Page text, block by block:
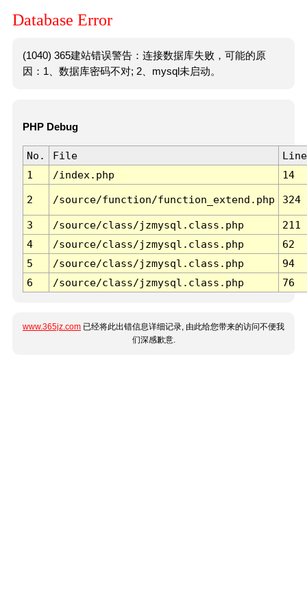
Database Error
(1040) 365建站错误警告：连接数据库失败，可能的原
因：1、数据库密码不对; 2、mysql未启动。
PHP Debug
No. File
Line
1
/index.php 14
2 /source/function/function_extend.php 324
3 /source/class/jzmysql.class.php
211
4
/source/class/jzmysql.class.php
62
5
/source/class/jzmysql.class.php
94
6
/source/class/jzmysql.class.php 76
www.365jz.com 已经将此出错信息详细记录, 由此给您带来的访问不便我
们深感歉意.